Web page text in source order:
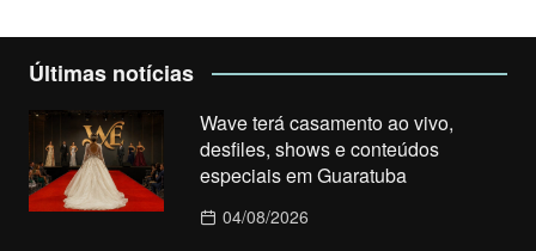
Últimas notícias
Wave terá casamento ao vivo,
desfiles, shows e conteúdos
especiais em Guaratuba
04/08/2026